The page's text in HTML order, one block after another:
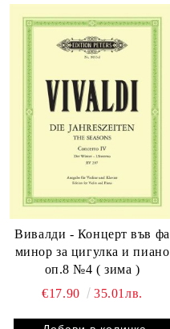
Вивалди - Концерт във фа
минор за цигулка и пиано
оп.8 №4 ( зима )
€17.90
35.01лв.